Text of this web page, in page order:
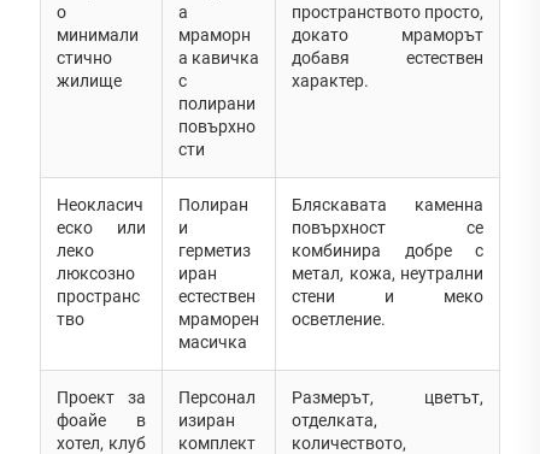
о
минимали
стично
жилище
а
мраморн
а кавичка
с
полирани
повърхно
сти
пространството просто,
докато мраморът
добавя естествен
характер.
Неокласич
еско или
леко
люксозно
пространс
тво
Полиран
и
герметиз
иран
естествен
мраморен
масичка
Бляскавата каменна
повърхност се
комбинира добре с
метал, кожа, неутрални
стени и меко
осветление.
Проект за
фоайе в
хотел, клуб
Персонал
изиран
комплект
Размерът, цветът,
отделката,
количеството,